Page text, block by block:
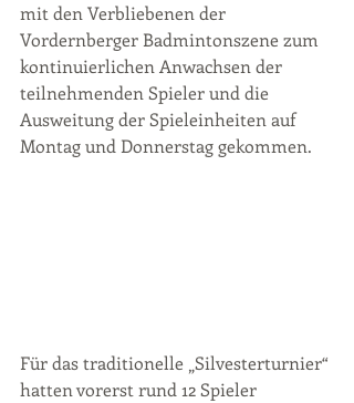
mit den Verbliebenen der
Vordernberger Badmintonszene zum
kontinuierlichen Anwachsen der
teilnehmenden Spieler und die
Ausweitung der Spieleinheiten auf
Montag und Donnerstag gekommen.
Für das traditionelle „Silvesterturnier“
hatten vorerst rund 12 Spieler